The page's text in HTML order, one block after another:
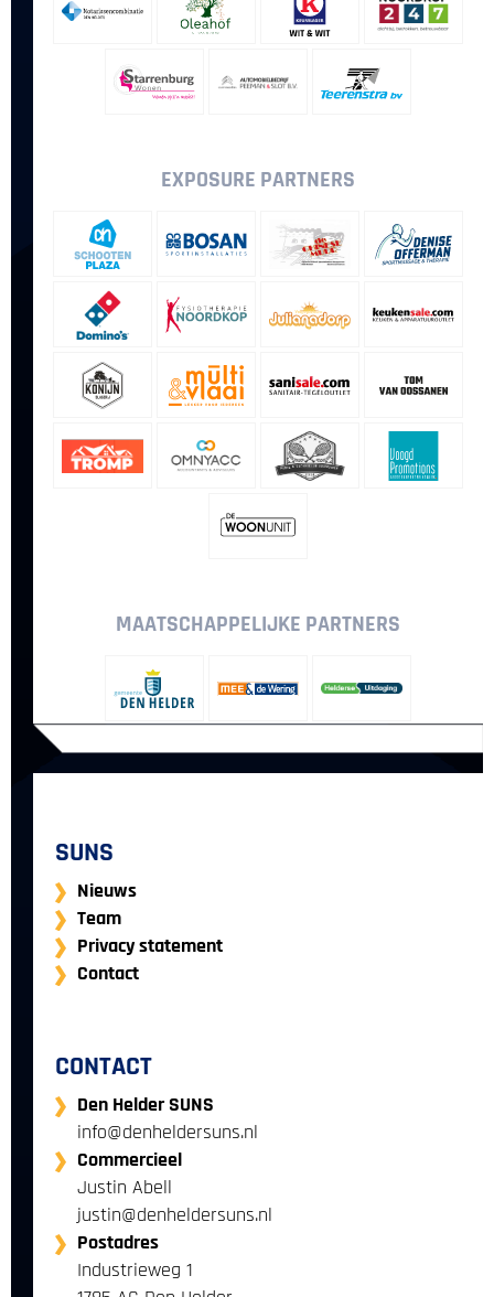
EXPOSURE PARTNERS
MAATSCHAPPELIJKE PARTNERS
SUNS
Nieuws
Team
Privacy statement
Contact
CONTACT
Den Helder SUNS
info@denheldersuns.nl‌
Commercieel
‌Justin Abell
‌justin@denheldersuns.nl
Postadres
Industrieweg 1